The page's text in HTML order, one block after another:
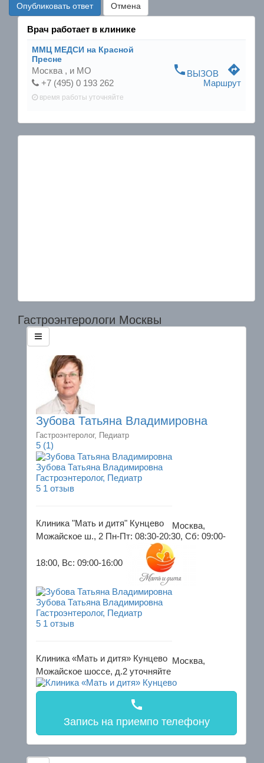
Опубликовать ответ Отмена
Врач работает в клинике
ММЦ МЕДСИ на Красной
Пресне
Москва , и МО
+7 (495) 0 193 262
время работы уточняйте
phone ВЫЗОВ directions
Маршрут
Гастроэнтерологи Москвы
Зубова Татьяна Владимировна
Гастроэнтеролог, Педиатр
5 (1)
Зубова Татьяна Владимировна
Гастроэнтеролог, Педиатр
5 1 отзыв
Клиника "Мать и дитя" Кунцево
Москва,
Можайское ш., 2 Пн-Пт: 08:30-20:30, Сб: 09:00-
18:00, Вс: 09:00-16:00
Зубова Татьяна Владимировна
Гастроэнтеролог, Педиатр
5 1 отзыв
Клиника «Мать и дитя» Кунцево Москва,
Можайское шоссе, д.2 уточняйте
call
Запись на приемпо телефону